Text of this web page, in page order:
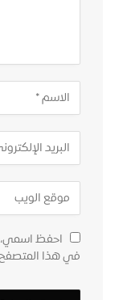
احفظ اسمي،
في هذا المتصفح